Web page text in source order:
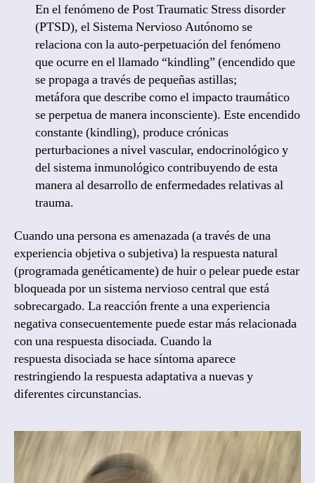
En el fenómeno de Post Traumatic Stress disorder
(PTSD), el Sistema Nervioso Autónomo se
relaciona con la auto-perpetuación del fenómeno
que ocurre en el llamado “kindling” (encendido que
se propaga a través de pequeñas astillas;
metáfora que describe como el impacto traumático
se perpetua de manera inconsciente). Este encendido
constante (kindling), produce crónicas
perturbaciones a nivel vascular, endocrinológico y
del sistema inmunológico contribuyendo de esta
manera al desarrollo de enfermedades relativas al
trauma.
Cuando una persona es amenazada (a través de una
experiencia objetiva o subjetiva) la respuesta natural
(programada genéticamente) de huir o pelear puede estar
bloqueada por un sistema nervioso central que está
sobrecargado. La reacción frente a una experiencia
negativa consecuentemente puede estar más relacionada
con una respuesta disociada. Cuando la
respuesta disociada se hace síntoma aparece
restringiendo la respuesta adaptativa a nuevas y
diferentes circunstancias.